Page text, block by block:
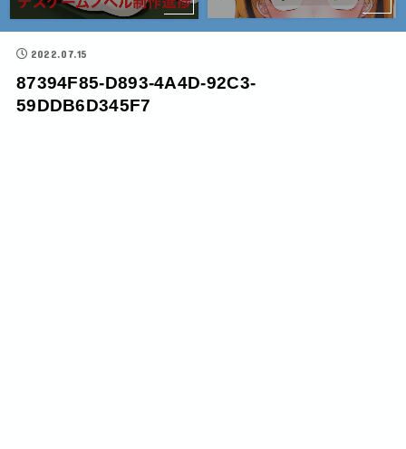
2022.07.15
87394F85-D893-4A4D-92C3-
59DDB6D345F7